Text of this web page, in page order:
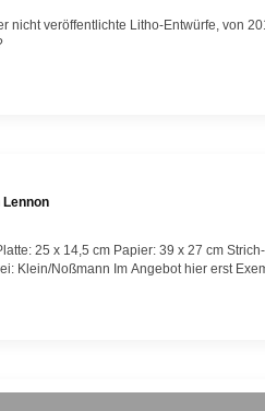
nicht veröffentlichte Litho-Entwürfe, von
Lennon
25 x 14,5 cm Papier: 39 x 27 cm
Klein/Noßmann Im Angebot hier erst